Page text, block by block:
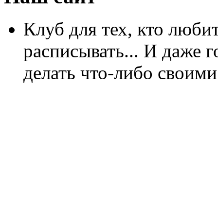
Клуб для тех, кто
расписывать... И даже
делать что-либо